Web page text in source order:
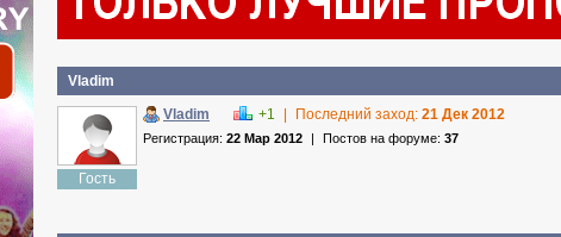
Vladim
Гость
Vladim +1 Последний заход: 21 Дек 2012
Регистрация: 22 Мар 2012 | Постов на форуме: 37